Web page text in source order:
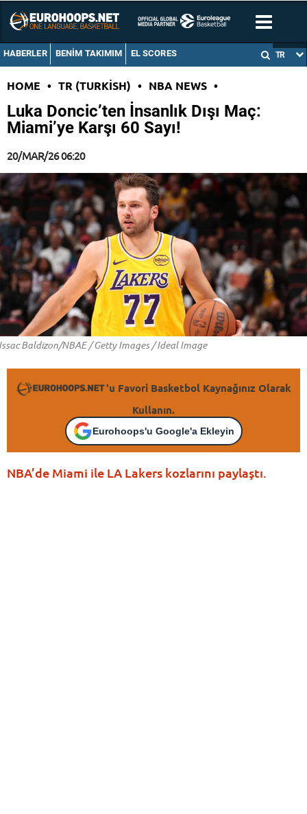
HABERLER BENIM TAKIMIM EL SCORES TR
HOME • TR (TURKISH) • NBA NEWS •
Luka Doncic’ten İnsanlık Dışı Maç:
Miami’ye Karşı 60 Sayı!
20/MAR/26 06:20
Baldizon/NBAE / Getty Images / Ideal Image
'u Favori Basketbol Kaynağınız Olarak
Kullanın.
Eurohoops'u Google'a Ekleyin
NBA’de Miami ile LA Lakers kozlarını paylaştı.